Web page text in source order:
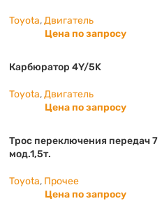
Toyota,Двигатель
Цена по запросу
Карбюратор 4Y/5K
Toyota,Двигатель
Цена по запросу
Трос переключения передач 7
мод.1,5т.
Toyota, Прочее
Цена по запросу